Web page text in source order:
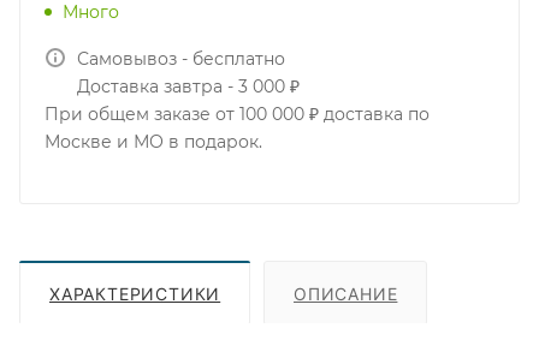
Много
Самовывоз - бесплатно
Доставка завтра - 3 000 ₽
При общем заказе от 100 000 ₽ доставка по
Москве и МО в подарок.
ХАРАКТЕРИСТИКИ ОПИСАНИЕ